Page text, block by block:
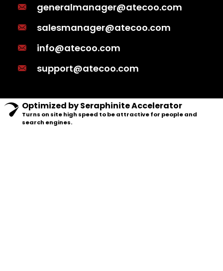
generalmanager@atecoo.com
salesmanager@atecoo.com
info@atecoo.com
support@atecoo.com
Optimized by Seraphinite Accelerator
Turns on site high speed to be attractive for people and
search engines.